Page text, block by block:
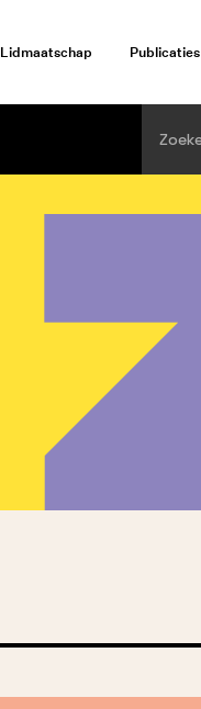
Lidmaatschap Publicaties